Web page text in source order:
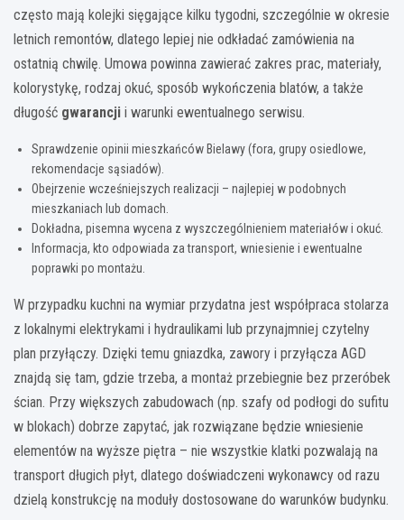
często mają kolejki sięgające kilku tygodni, szczególnie w okresie
letnich remontów, dlatego lepiej nie odkładać zamówienia na
ostatnią chwilę. Umowa powinna zawierać zakres prac, materiały,
kolorystykę, rodzaj okuć, sposób wykończenia blatów, a także
długość gwarancji i warunki ewentualnego serwisu.
Sprawdzenie opinii mieszkańców Bielawy (fora, grupy osiedlowe,
rekomendacje sąsiadów).
Obejrzenie wcześniejszych realizacji – najlepiej w podobnych
mieszkaniach lub domach.
Dokładna, pisemna wycena z wyszczególnieniem materiałów i okuć.
Informacja, kto odpowiada za transport, wniesienie i ewentualne
poprawki po montażu.
W przypadku kuchni na wymiar przydatna jest współpraca stolarza
z lokalnymi elektrykami i hydraulikami lub przynajmniej czytelny
plan przyłączy. Dzięki temu gniazdka, zawory i przyłącza AGD
znajdą się tam, gdzie trzeba, a montaż przebiegnie bez przeróbek
ścian. Przy większych zabudowach (np. szafy od podłogi do sufitu
w blokach) dobrze zapytać, jak rozwiązane będzie wniesienie
elementów na wyższe piętra – nie wszystkie klatki pozwalają na
transport długich płyt, dlatego doświadczeni wykonawcy od razu
dzielą konstrukcję na moduły dostosowane do warunków budynku.